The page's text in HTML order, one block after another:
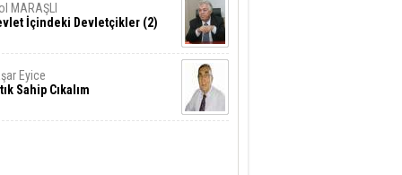
MARAŞLI
İçindeki Devletçikler (2)
Eyice
Sahip Cıkalım